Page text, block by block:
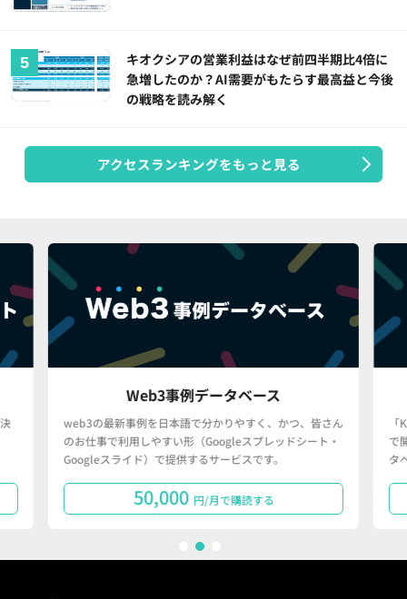
キオクシアの営業利益はなぜ前四半期比4倍に
急増したのか？AI需要がもたらす最高益と今後
の戦略を読み解く
アクセスランキングをもっと見る
Web3事例データベース
web3の最新事例を日本語で分かりやすく、かつ、皆さん
のお仕事で利用しやすい形（Googleスプレッドシート・
Googleスライド）で提供するサービスです。
50,000 円/月で購読する
で
タ